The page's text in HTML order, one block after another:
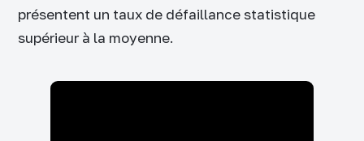
présentent un taux de défaillance statistique
supérieur à la moyenne.